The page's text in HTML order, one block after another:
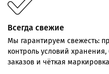
Всегда свежие
Мы гарантируем свежесть:
контроль условий хранения,
заказов и чёткая маркировка